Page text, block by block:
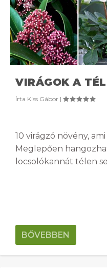
VIRÁGOK A
Írta Kiss Gábor |
10 virágzó növény,
Meglepően
locsolókannát télen
BŐVEBBEN